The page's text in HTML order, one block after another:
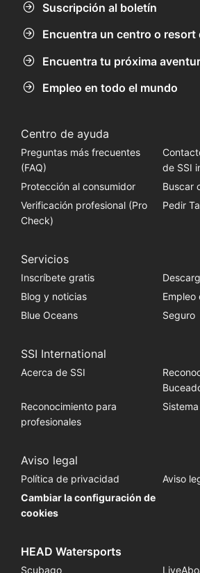
Suscripción al boletín
Encuentra un centro o resort
Encuentra tu próxima
Empleo en todo el mundo
Centro de ayuda
Preguntas más frecuentes
(FAQ)
de SSI
Protección al consumidor
Buscar
Verificación profesional (Pro
Check)
Pedir
Servicios
Inscríbete gratis
Blog y noticias
Empleo
Blue Oceans
Seguro
SSI International
Acerca de SSI
Reconocimiento para
profesionales
Aviso legal
Política de privacidad
Aviso
Cambiar la configuración de
cookies
HEAD Watersports
Scubago